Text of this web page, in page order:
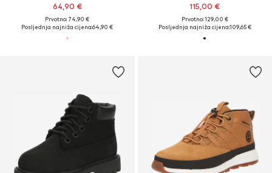
64,90 €
Prvotno: 74,90 €
Posljednja najniža cijena:64,90 €
115,00 €
Prvotno: 129,00 €
Posljednja najniža cijena:109,65 €